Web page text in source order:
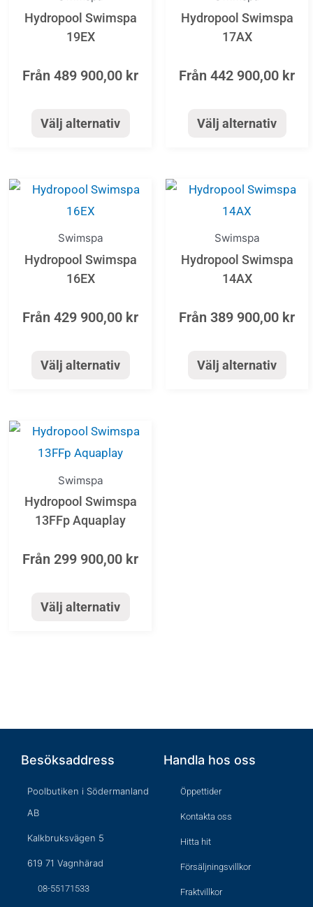
Hydropool Swimspa
19EX
Från 489 900,00 kr
Välj alternativ
har
flera
De
alternativen
på
produktsidan
Hydropool Swimspa
17AX
Från 442 900,00 kr
Välj alternativ
har
flera
De
alternativen
på
Swimspa
Hydropool Swimspa
16EX
Från 429 900,00 kr
Välj alternativ
Den
här
produkten
har
flera
De
alternativen
på
produktsidan
Swimspa
Hydropool Swimspa
14AX
Från 389 900,00 kr
Välj alternativ
Den
här
produkten
har
flera
De
alternativen
Swimspa
Hydropool Swimspa
13FFp Aquaplay
Från 299 900,00 kr
Välj alternativ
Den
här
har
flera
De
alternativen
Besöksaddress
Poolbutiken i Södermanland
AB
Kalkbruksvägen 5
619 71 Vagnhärad
08-55171533
Handla hos oss
Öppettider
Kontakta oss
Hitta hit
Försäljningsvillkor
Fraktvillkor